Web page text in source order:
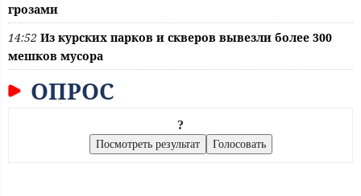
грозами
14:52 Из курских парков и скверов вывезли более 300
мешков мусора
ОПРОС
?